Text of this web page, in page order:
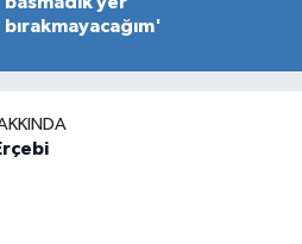
bırakmayacağım'